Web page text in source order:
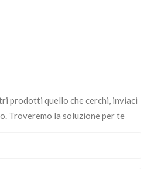
prodotti quello che cerchi, inviaci
Troveremo la soluzione per te